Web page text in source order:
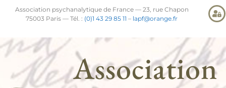
Association psychanalytique de France — 23, rue Chapon
75003 Paris — Tél. : (0)1 43 29 85 11 – lapf@orange.fr
Association